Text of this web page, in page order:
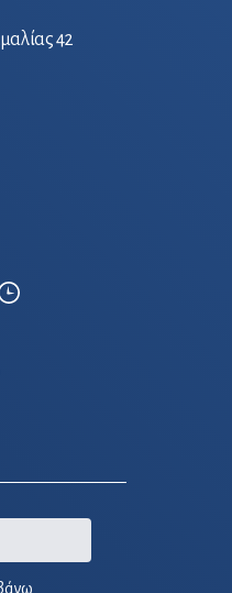
42